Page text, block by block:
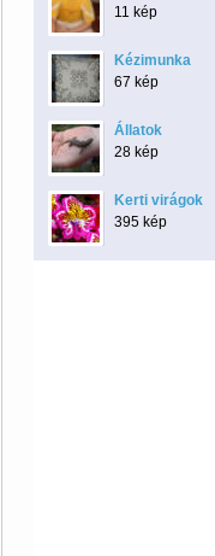
11 kép
Kézimunka
67 kép
Állatok
28 kép
Kerti virágok
395 kép